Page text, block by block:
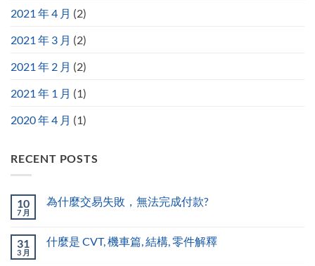
2021 年 4 月 (2)
2021 年 3 月 (2)
2021 年 2 月 (2)
2021 年 1 月 (1)
2020 年 4 月 (1)
RECENT POSTS
10
7 月
為什麼交易失敗，無法完成付款?
31
3 月
什麼是 CVT, 機車篇, 結構, 零件解釋